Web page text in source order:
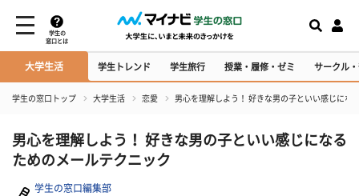
学生の
窓口とは
大学生活 学生トレンド 学生旅行 授業・履修・ゼミ サークル
学生の窓口トップ 大学生活 恋愛 男心を理解しよう！ 好きな男の子といい感じにな
男心を理解しよう！ 好きな男の子といい感じになる
ためのメールテクニック
学生の窓口編集部